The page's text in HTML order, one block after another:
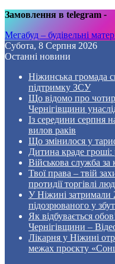
Замовлення в telegram -
Мегабуд – будівельні
Субота, 8 Серпня 2026
Останні новини
Ніжинська громада
підтримку ЗСУ
Що відомо про
Чернігівщини
Із середини серпня
вилов раків
Що змінилося у
Дитина краде гроші:
Військова служба за
Твої права – твій
протидії торгівлі
У Ніжині затримали
підозрюваного у
Як відбувається
Чернігівщини –
Лікарня у Ніжині
межах проєкту